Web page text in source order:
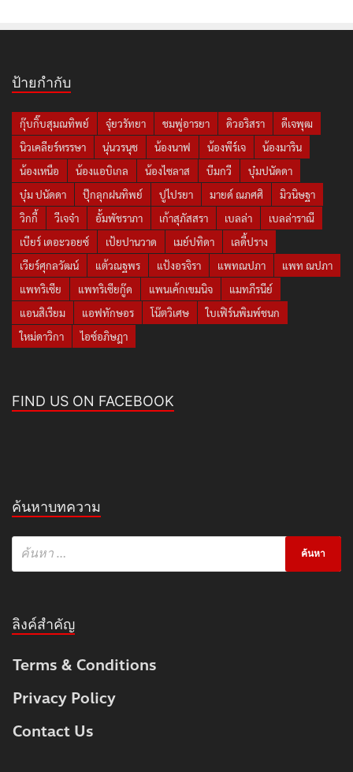
ป้ายกำกับ
กุ๊บกิ๊บสุมณทิพย์ จุ๋ยวรัทยา ชมพู่อารยา ดิวอริสรา
ดีเจพุฒ
นิวเคลียร์หรรษา
นุ่นวรนุช น้องนาฟ น้องพีร์เจ
น้องมาริน
น้องเหนือ
น้องแอบิเกล น้องไซลาส บีมกวี
บุ๋มปนัดดา
บุ๋ม ปนัดดา
ปุ๊กลุกฝนทิพย์ ปูไปรยา มายด์ ณภศศิ
มิวนิษฐา
วิกกี้
วีเจจ๋า อั้มพัชราภา เก้าสุภัสสรา เบลล่า
เบลล่าราณี
เบียร์ เดอะวอยซ์
เป้ยปานวาด เมย์ปทิดา
เลดี้ปราง
เวียร์ศุกลวัฒน์
แต้วณฐพร แป้งอรจิรา แพทณปภา
แพท ณปภา
แพทริเซีย
แพทริเซียกู๊ด แพนเค้กเขมนิจ
แมทภีรนีย์
แอนสิเรียม
แอฟทักษอร โน๊ตวิเศษ
ใบเฟิร์นพิมพ์ชนก
ใหม่ดาวิกา
ไอซ์อภิษฎา
FIND US ON FACEBOOK
ค้นหาบทความ
ลิงค์สำคัญ
Terms & Conditions
Privacy Policy
Contact Us